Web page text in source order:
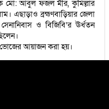
মো: আবুল ফজল মীর, কুমিল্লার
এছাড়াও ব্রহ্মণবাড়িয়ার জেলা
ও বিজিবি’র ঊর্ধতন
আয়াজন করা হয়।